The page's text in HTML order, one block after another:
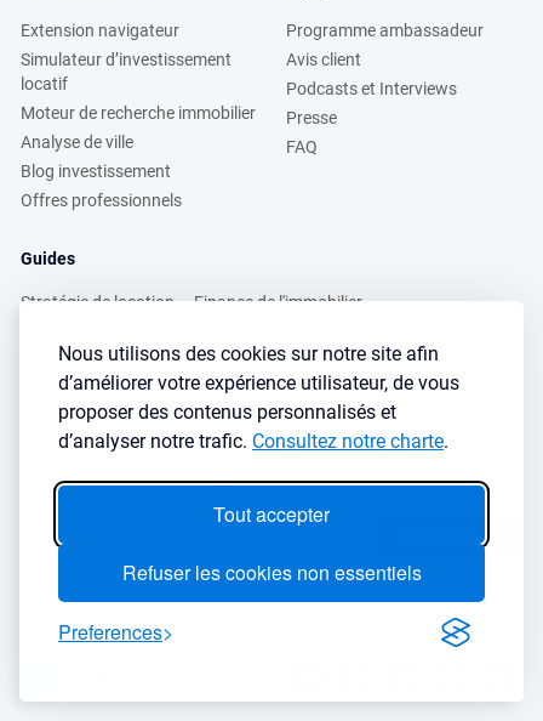
Nous utilisons des cookies sur notre site afin
d’améliorer votre expérience utilisateur, de vous
proposer des contenus personnalisés et
d’analyser notre trafic. Consultez notre charte.
Tout accepter
Refuser les cookies non essentiels
Preferences
Extension navigateur
Simulateur d’investissement
locatif
Moteur de recherche immobilier
Analyse de ville
Blog investissement
Offres professionnels
Programme ambassadeur
Avis client
Podcasts et Interviews
Presse
FAQ
Guides
Stratégie de location
Gestion locative
Fiscalité immobilière
Finance de l'immobilier
Simulateurs immobilier
Lybox vs DVF
Vous voulez apprendre à investir dans l’immobilier ?
Inscrivez vous à notre newsletter gratuite :
S'inscrire→
Le seul outil qu’il vous faut pour trouvez des biens rentables sans
sacrifier votre temps libre